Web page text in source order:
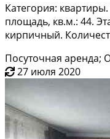
Категория:
площадь, кв.м.: 44.
кирпичный.
Посуточная аренда;
27 июля 2020